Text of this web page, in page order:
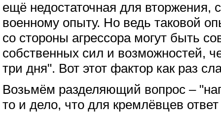
ещё недостаточная для вторжения,
военному опыту. Но ведь таковой
со стороны агрессора могут быть
собственных сил и возможностей,
три дня". Вот этот фактор как раз
Возьмём разделяющий вопрос –
то и дело, что для кремлёвцев